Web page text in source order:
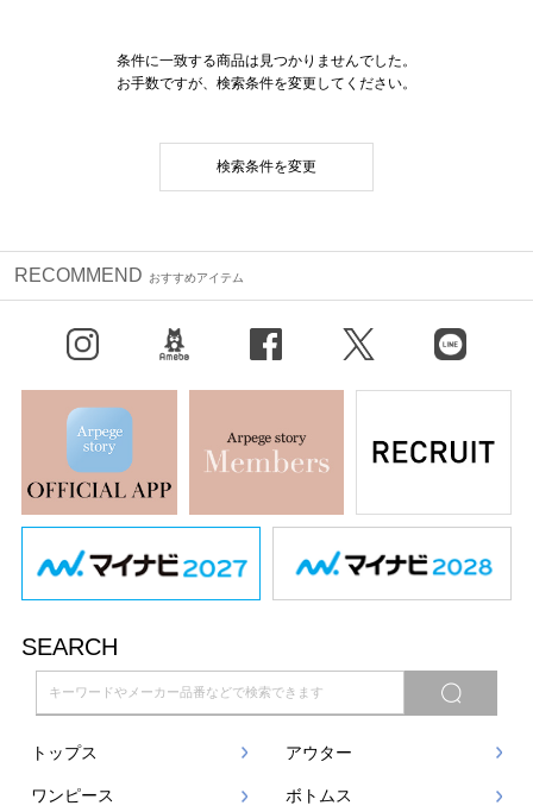
条件に一致する商品は見つかりませんでした。
お手数ですが、検索条件を変更してください。
検索条件を変更
RECOMMEND おすすめアイテム
X（旧Twitter） LINE
SEARCH
トップス アウター
ワンピース ボトムス